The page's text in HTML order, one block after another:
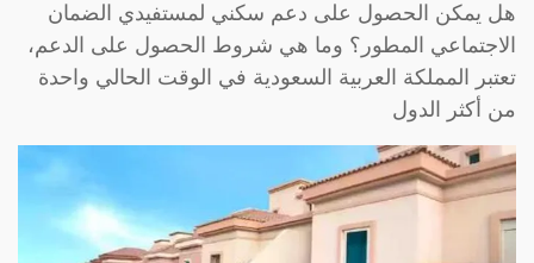
هل يمكن الحصول على دعم سكني لمستفيدي الضمان
الاجتماعي المطور؟ وما هي شروط الحصول على الدعم،
تعتبر المملكة العربية السعودية في الوقت الحالي واحدة
من أكثر الدول